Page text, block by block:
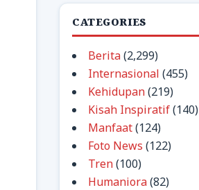
CATEGORIES
Berita(2,299)
Internasional (455)
Kehidupan(219)
Kisah Inspiratif(140)
Manfaat(124)
Foto News (122)
Tren(100)
Humaniora(82)